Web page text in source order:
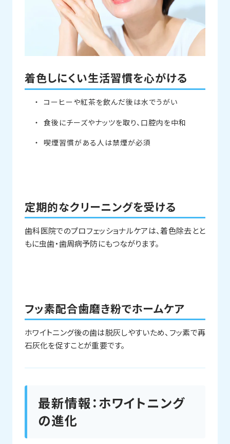
着色しにくい生活習慣を心がける
コーヒーや紅茶を飲んだ後は水でうがい
食後にチーズやナッツを取り、口腔内を中和
喫煙習慣がある人は禁煙が必須
定期的なクリーニングを受ける
歯科医院でのプロフェッショナルケアは、着色除去とと
もに虫歯・歯周病予防にもつながります。
フッ素配合歯磨き粉でホームケア
ホワイトニング後の歯は脱灰しやすいため、フッ素で再
石灰化を促すことが重要です。
最新情報：ホワイトニング
の進化